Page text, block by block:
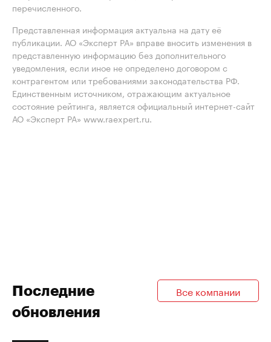
перечисленного.
Представленная информация актуальна на дату её
публикации. АО «Эксперт РА» вправе вносить изменения в
представленную информацию без дополнительного
уведомления, если иное не определено договором с
контрагентом или требованиями законодательства РФ.
Единственным источником, отражающим актуальное
состояние рейтинга, является официальный интернет-сайт
АО «Эксперт РА» www.raexpert.ru.
Последние
обновления
Все компании